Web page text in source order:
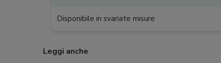
Disponibile in svariate misure
Leggi anche